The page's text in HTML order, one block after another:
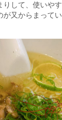
りして、使いや
が又からまってい